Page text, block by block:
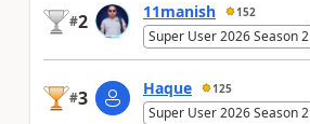
#2 11manish 152
Super User 2026 Season 2
#3 Haque 125
Super User 2026 Season 2